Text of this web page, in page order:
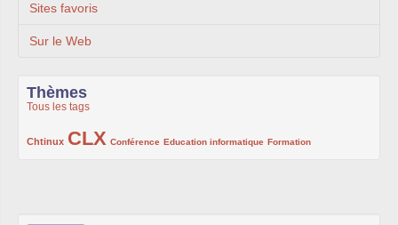
Sites favoris
Sur le Web
Thèmes
Tous les tags
Chtinux
222/1002CLX
1002/1002 Conférence
132/1002 Education informatique
119/1002 Formation
168/1002